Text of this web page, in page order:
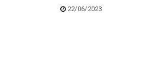
22/06/2023